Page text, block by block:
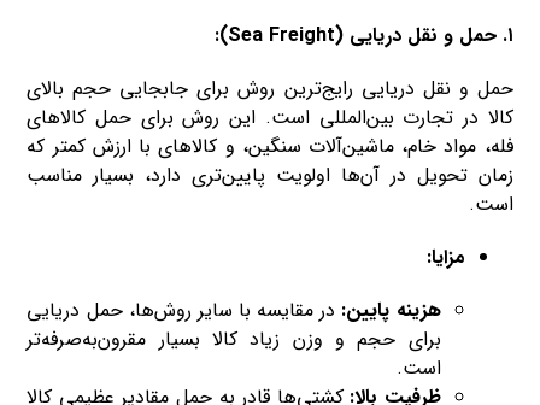
۱. حمل و نقل دریایی (Sea Freight):
حمل و نقل دریایی رایج‌ترین روش برای جابجایی حجم بالای
کالا در تجارت بین‌المللی است. این روش برای حمل کالاهای
فله، مواد خام، ماشین‌آلات سنگین، و کالاهای با ارزش کمتر که
زمان تحویل در آن‌ها اولویت پایین‌تری دارد، بسیار مناسب
است.
مزایا:
هزینه پایین: در مقایسه با سایر روش‌ها، حمل دریایی
برای حجم و وزن زیاد کالا بسیار مقرون‌به‌صرفه‌تر
است.
ظرفیت بالا: کشتی‌ها قادر به حمل مقادیر عظیمی کالا